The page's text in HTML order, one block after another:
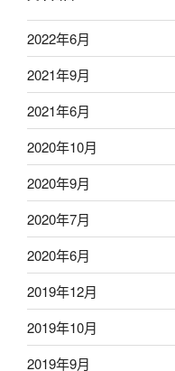
2022年6月
2021年9月
2021年6月
2020年10月
2020年9月
2020年7月
2020年6月
2019年12月
2019年10月
2019年9月